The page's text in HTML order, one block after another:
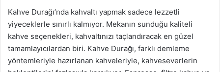
Kahve Durağı’nda kahvaltı yapmak sadece lezzetli
yiyeceklerle sınırlı kalmıyor. Mekanın sunduğu kaliteli
kahve seçenekleri, kahvaltınızı taçlandıracak en güzel
tamamlayıcılardan biri. Kahve Durağı, farklı demleme
yöntemleriyle hazırlanan kahveleriyle, kahveseverlerin